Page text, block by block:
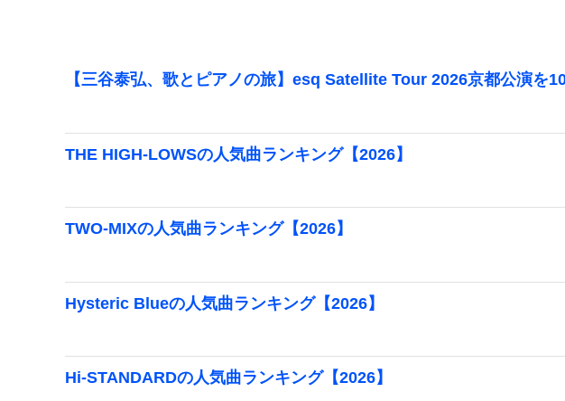
【三谷泰弘、歌とピアノの旅】esq Satellite Tour 2026京都公演を
THE HIGH-LOWSの人気曲ランキング【2026】
TWO-MIXの人気曲ランキング【2026】
Hysteric Blueの人気曲ランキング【2026】
Hi-STANDARDの人気曲ランキング【2026】